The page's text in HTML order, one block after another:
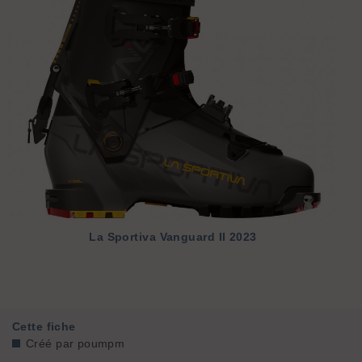
La Sportiva Vanguard II 2023
Cette fiche
Créé par poumpm